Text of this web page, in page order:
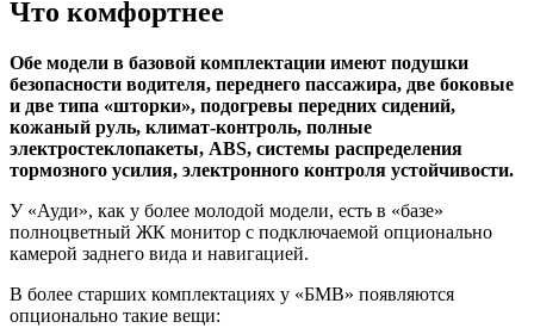
Что комфортнее
Обе модели в базовой комплектации имеют подушки
безопасности водителя, переднего пассажира, две боковые
и две типа «шторки», подогревы передних сидений,
кожаный руль, климат-контроль, полные
электростеклопакеты, ABS, системы распределения
тормозного усилия, электронного контроля устойчивости.
У «Ауди», как у более молодой модели, есть в «базе»
полноцветный ЖК монитор с подключаемой опционально
камерой заднего вида и навигацией.
В более старших комплектациях у «БМВ» появляются
опционально такие вещи: